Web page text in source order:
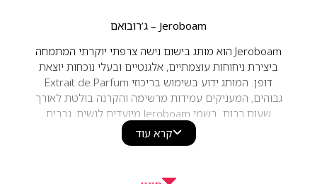
Jeroboam – ג’רובואם
Jeroboam הוא מותג בישום נישה צרפתי יוקרתי המתמחה
ביצירת ניחוחות עוצמתיים, אלגנטיים ובעלי נוכחות יוצאת
דופן. המותג ידוע בשימוש בריכוזי Extrait de Parfum
גבוהים, המעניקים עמידות מרשימה והקרנה בולטת לאורך
שעות רבות. בשמי Jeroboam מיועדים לנשים, גברים
ויוניסקס, ומשלבים חומרי גלם איכותיים עם סגנון מודרני
ומתוחכם לחובבי בשמי נישה יוקרתיים.
קרא עוד